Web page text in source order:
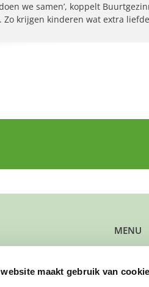
website maakt gebruik van
we samen’, koppelt
krijgen kinderen wat extra
MENU
Kun je
Wil je